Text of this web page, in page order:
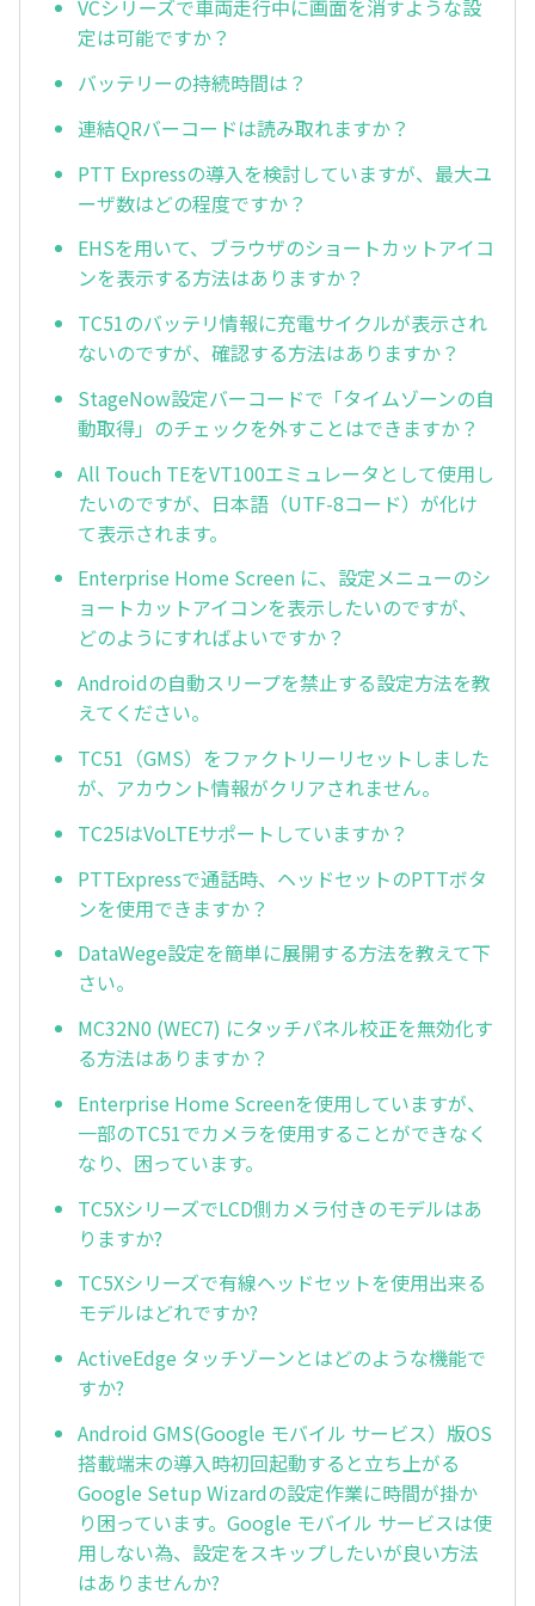
VCシリーズで車両走行中に画面を消すような設
定は可能ですか？
バッテリーの持続時間は？
連結QRバーコードは読み取れますか？
PTT Expressの導入を検討していますが、最大ユ
ーザ数はどの程度ですか？
EHSを用いて、ブラウザのショートカットアイコ
ンを表示する方法はありますか？
TC51のバッテリ情報に充電サイクルが表示され
ないのですが、確認する方法はありますか？
StageNow設定バーコードで「タイムゾーンの自
動取得」のチェックを外すことはできますか？
All Touch TEをVT100エミュレータとして使用し
たいのですが、日本語（UTF-8コード）が化け
て表示されます。
Enterprise Home Screen に、設定メニューのシ
ョートカットアイコンを表示したいのですが、
どのようにすればよいですか？
Androidの自動スリープを禁止する設定方法を教
えてください。
TC51（GMS）をファクトリーリセットしました
が、アカウント情報がクリアされません。
TC25はVoLTEサポートしていますか？
PTTExpressで通話時、ヘッドセットのPTTボタ
ンを使用できますか？
DataWege設定を簡単に展開する方法を教えて下
さい。
MC32N0 (WEC7) にタッチパネル校正を無効化す
る方法はありますか？
Enterprise Home Screenを使用していますが、
一部のTC51でカメラを使用することができなく
なり、困っています。
TC5XシリーズでLCD側カメラ付きのモデルはあ
りますか?
TC5Xシリーズで有線ヘッドセットを使用出来る
モデルはどれですか?
ActiveEdge タッチゾーンとはどのような機能で
すか?
Android GMS(Google モバイル サービス）版OS
搭載端末の導入時初回起動すると立ち上がる
Google Setup Wizardの設定作業に時間が掛か
り困っています。Google モバイル サービスは使
用しない為、設定をスキップしたいが良い方法
はありませんか?